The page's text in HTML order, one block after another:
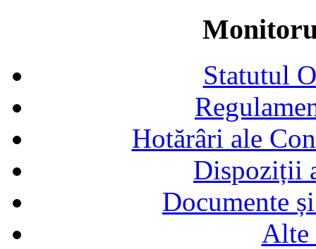
Statutul
Hotărâri ale
Dispoziții
Documente
Alte